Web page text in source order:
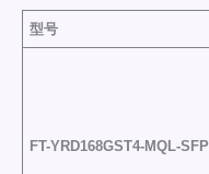
型号
FT-YRD168GST4-MQL-SFP